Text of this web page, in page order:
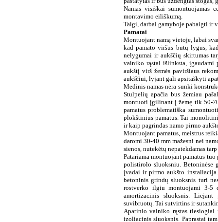
Namas visiškai sumontuojamas
montavimo eiliškumą.
Taigi, darbai gamyboje pabaigti ir
Pamatai
Montuojant namą vietoje, labai
kad pamato viršus būtų lygus,
nelygumai ir aukščių skirtumas
vainiko rąstai išlinksta, įgaudami
aukštį virš žemės paviršiaus
aukščiui, lyjant gali apsitaškyti
Medinis namas nėra sunki
Stulpelių apačia bus žemiau
montuoti įgilinant į žemę tik 50-
pamatus problematiška
plokštinius pamatus. Tai
ir kaip pagrindas namo pirmo
Montuojant pamatus, meistrus
daromi 30-40 mm mažesni nei
sienos, nutekėtų nepatekdamas
Patariama montuojant pamatus
polistirolo sluoksniu. Betoninėse
įvadai ir pirmo aukšto
betoninis grindų sluoksnis turi
rostverko ilgiu montuojami 3-
amortizacinis sluoksnis. Liejant
suvibruotų. Tai sutvirtins ir
Apatinio vainiko rąstas tiesiogiai
izoliacinis sluoksnis. Paprastai